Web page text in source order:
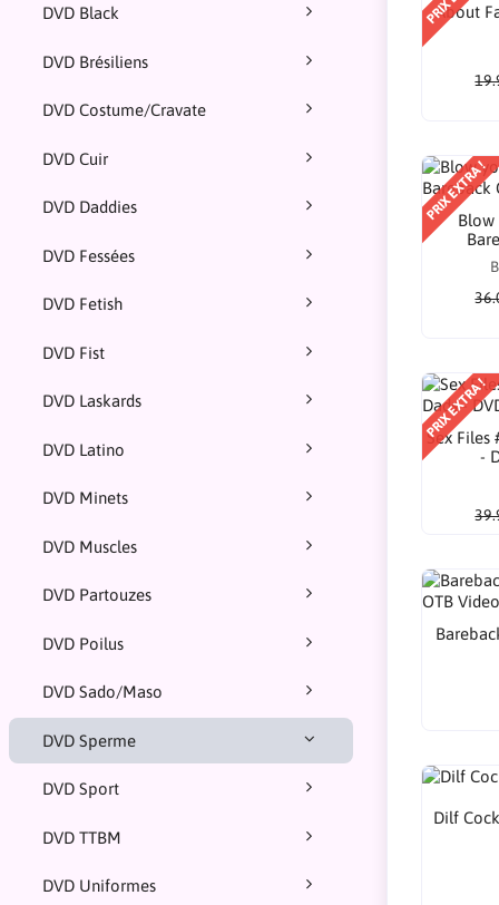
DVD Black
DVD Brésiliens
DVD Costume/Cravate
DVD Cuir
DVD Daddies
DVD Fessées
DVD Fetish
DVD Fist
DVD Laskards
DVD Latino
DVD Minets
DVD Muscles
DVD Partouzes
DVD Poilus
DVD Sado/Maso
DVD Sperme
DVD Sport
DVD TTBM
DVD Uniformes
About
PRIX EXTRA !
Blow
PRIX EXTRA !
Sex Files
-
Dilf